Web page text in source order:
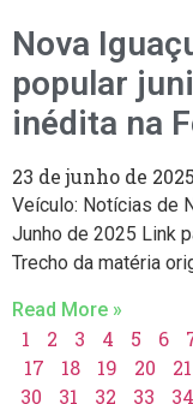
Nova
popular
inédita na
23 de junho de 2025
Veículo: Notícias de
Junho de 2025 Link
Trecho da matéria
Read More »
1 2 3 4 5 6
17
18 19 20 21
30
31 32 33 34